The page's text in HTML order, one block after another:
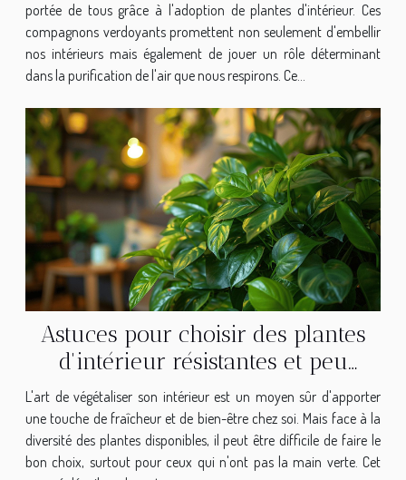
portée de tous grâce à l'adoption de plantes d'intérieur. Ces
compagnons verdoyants promettent non seulement d'embellir
nos intérieurs mais également de jouer un rôle déterminant
dans la purification de l'air que nous respirons. Ce...
Astuces pour choisir des plantes
d'intérieur résistantes et peu
exigeantes
L'art de végétaliser son intérieur est un moyen sûr d'apporter
une touche de fraîcheur et de bien-être chez soi. Mais face à la
diversité des plantes disponibles, il peut être difficile de faire le
bon choix, surtout pour ceux qui n'ont pas la main verte. Cet